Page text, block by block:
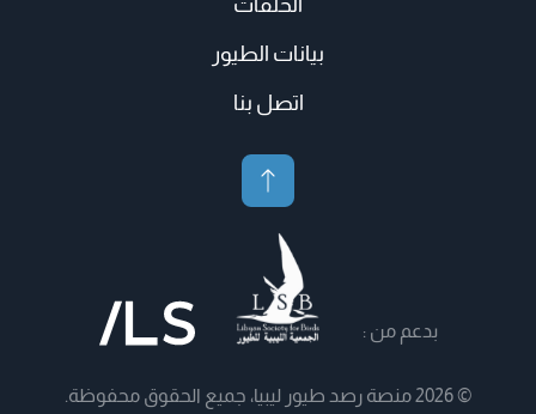
بيانات الطيور
اتصل بنا
بدعم من :
© 2026 منصة رصد طيور ليبيا، جميع الحقوق محفوظة.